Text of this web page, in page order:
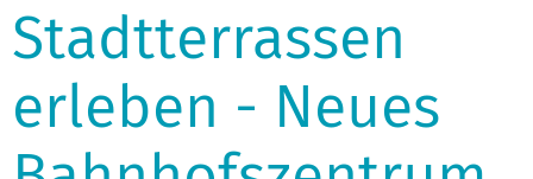
Stadtterrassen
erleben - Neues